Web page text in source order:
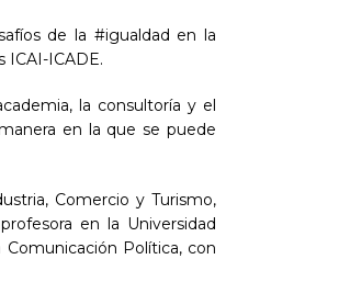
de la #igualdad en la
ICAI-ICADE.
la consultoría y el
en la que se puede
Comercio y Turismo,
en la Universidad
Política, con